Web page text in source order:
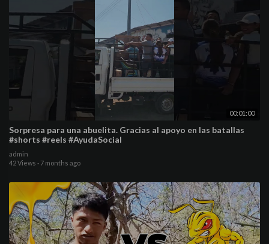
00:01:00
Sorpresa para una abuelita. Gracias al apoyo en las batallas
#shorts #reels #AyudaSocial
admin
42 Views ·7 months ago